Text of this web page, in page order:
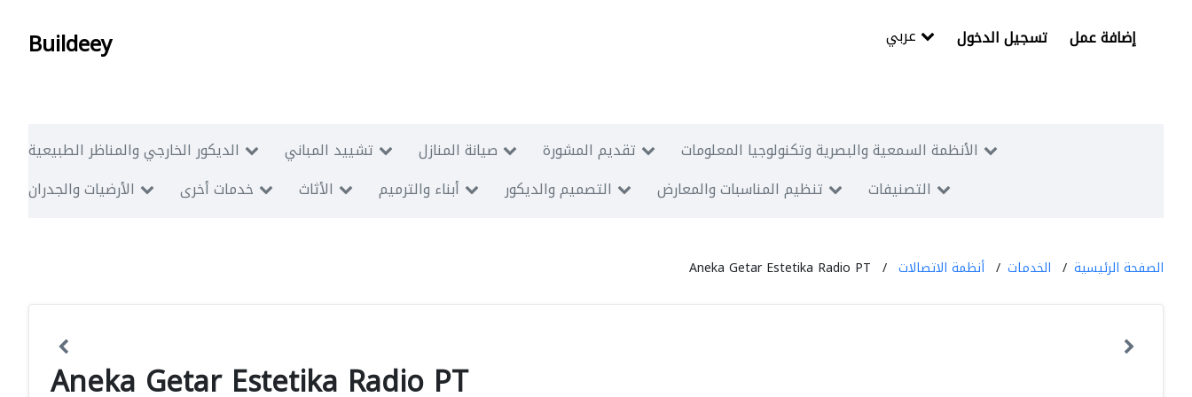
Buildeey تسجيل الدخول إضافة عمل
الديكور الخارجي والمناظر الطبيعية تشييد المباني صيانة المنازل تقديم المشورة
الأنظمة السمعية والبصرية وتكنولوجيا المعلومات
الأرضيات والجدران
خدمات أخرى الأثاث أبناء والترميم التصميم والديكور تنظيم المناسبات والمعارض التصنيفات
الصفحة الرئيسية الخدمات أنظمة الاتصالات Aneka Getar Estetika Radio PT
Aneka Getar Estetika Radio PT